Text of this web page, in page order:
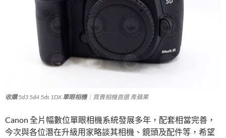
收購5d3 5d4 5ds 1DX單眼相機｜買賣相機首選 青蘋果
Canon 全片幅數位單眼相機系統發展多年，配套相當完善，
今次與各位潛在升級用家略談其相機、鏡頭及配件等，希望